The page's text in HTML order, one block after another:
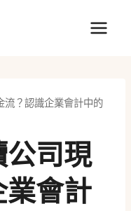
流？認識企業會計中的
公司現
會計